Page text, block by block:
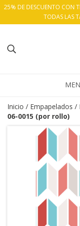
25% DE DESCUENTO CON
TODAS LAS
Inicio / Empapelados /
06-0015 (por rollo)